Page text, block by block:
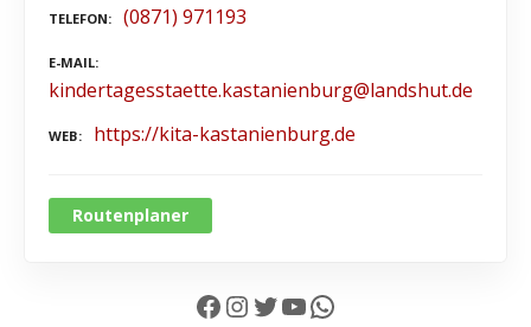
TELEFON (0871) 971193
E-MAIL
kindertagesstaette.kastanienburg@landshut.de
WEB https://kita-kastanienburg.de
Routenplaner
Facebook InstagramTwitter YouTube WhatsApp